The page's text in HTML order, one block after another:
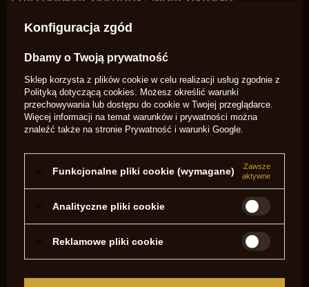
niezwłocznie, najciekawsze pytania i
odpowiedzi publikując dla innych.
NAPISZ SWOJĄ OPINIĘ
Twoja ocena:
5/5
Treść twojej opinii
Konfiguracja zgód
Dbamy o Twoją prywatność
Sklep korzysta z plików cookie w celu realizacji usług zgodnie z
Polityką dotyczącą cookies . Możesz określić warunki
przechowywania lub dostępu do cookie w Twojej przeglądarce.
Więcej informacji na temat warunków i prywatności można
znaleźć także na stronie Prywatność i warunki Google
Funkcjonalne pliki cookie (wymagane)
Zawsze
aktywne
Analityczne pliki cookie
Reklamowe pliki cookie